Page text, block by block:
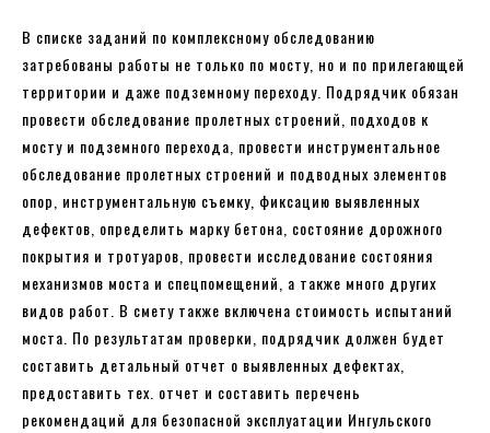
В списке заданий по комплексному обследованию
затребованы работы не только по мосту, но и по прилегающей
территории и даже подземному переходу. Подрядчик обязан
провести обследование пролетных строений, подходов к
мосту и подземного перехода, провести инструментальное
обследование пролетных строений и подводных элементов
опор, инструментальную съемку, фиксацию выявленных
дефектов, определить марку бетона, состояние дорожного
покрытия и тротуаров, провести исследование состояния
механизмов моста и спецпомещений, а также много других
видов работ. В смету также включена стоимость испытаний
моста. По результатам проверки, подрядчик должен будет
составить детальный отчет о выявленных дефектах,
предоставить тех. отчет и составить перечень
рекомендаций для безопасной эксплуатации Ингульского